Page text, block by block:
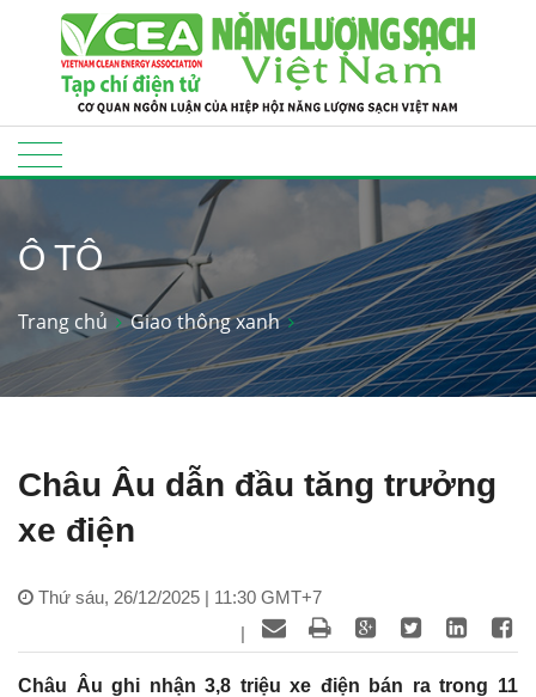
Ô TÔ
Trang chủ Giao thông xanh
Châu Âu dẫn đầu tăng trưởng
xe điện
Thứ sáu, 26/12/2025 | 11:30 GMT+7
|
Châu Âu ghi nhận 3,8 triệu xe điện bán ra trong 11